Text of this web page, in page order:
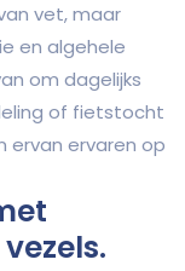
vet, maar
en algehele
om dagelijks
of fietstocht
ervan ervaren op